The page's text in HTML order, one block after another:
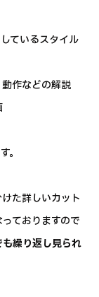
ているスタイル
作などの解説
。
た詳しいカット
ておりますので
繰り返し見られ